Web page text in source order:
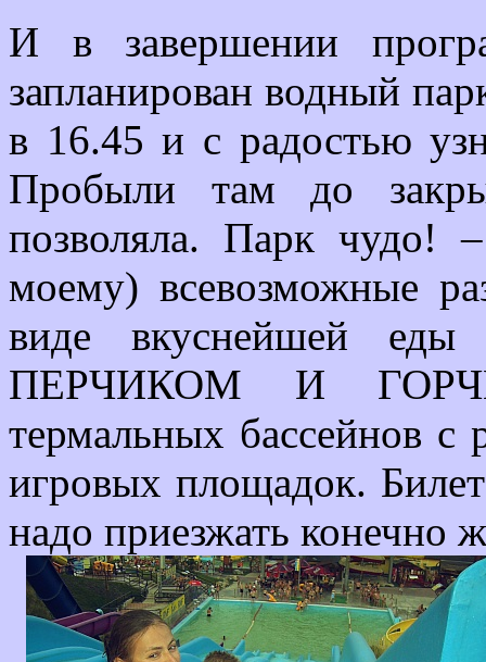
И в завершении
запланирован водный
в 16.45 и с радостью
Пробыли там до
позволяла. Парк чудо!
моему) всевозможные
виде вкуснейшей
ПЕРЧИКОМ И
термальных бассейнов с
игровых площадок.
надо приезжать конечно